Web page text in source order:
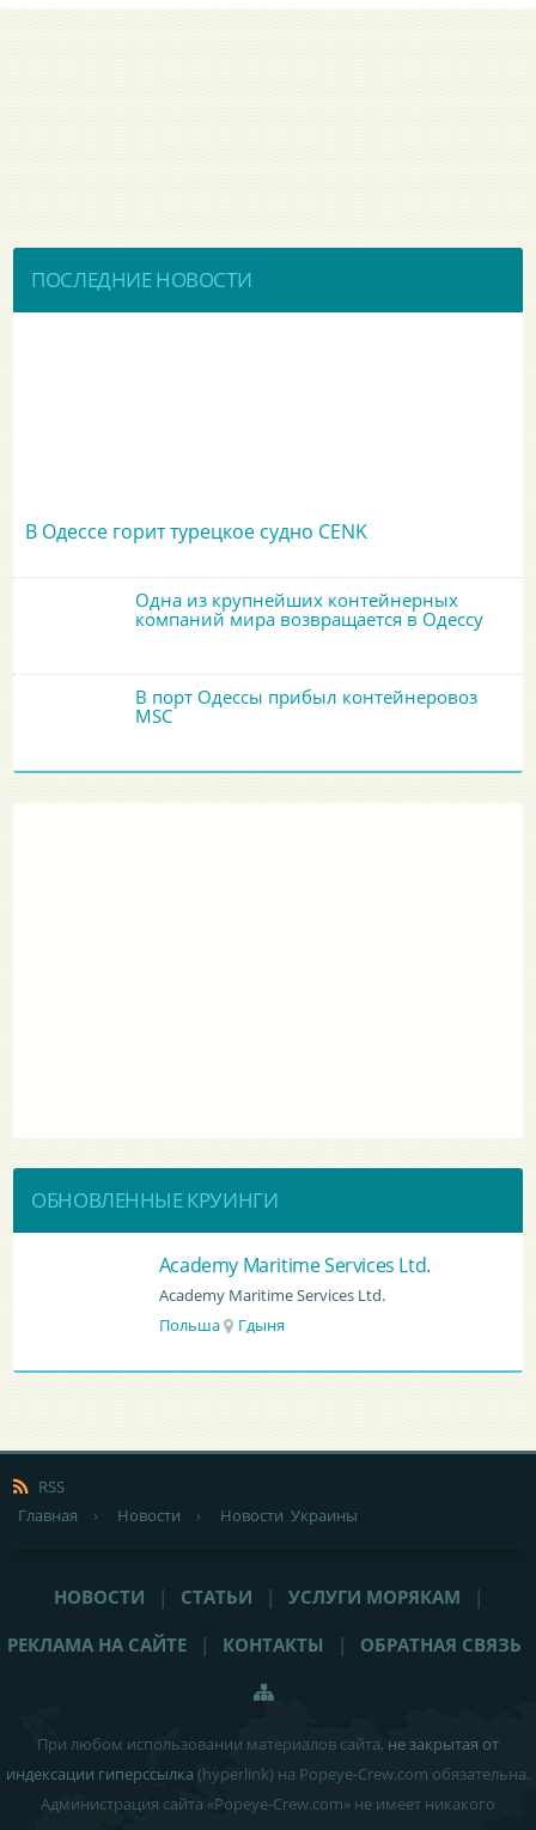
ПОСЛЕДНИЕ НОВОСТИ
В Одессе горит турецкое судно CENK
Одна из крупнейших контейнерных
компаний мира возвращается в Одессу
В порт Одессы прибыл контейнеровоз
MSC
ОБНОВЛЕННЫЕ КРУИНГИ
BATUMI PORT PILOT LTD
BATUMI PORT PILOT LTD
Грузия
Батуми
RSS
Главная
› Новости › Новости Украины
НОВОСТИ | СТАТЬИ | УСЛУГИ МОРЯКАМ
|
РЕКЛАМА НА САЙТЕ
| КОНТАКТЫ | ОБРАТНАЯ СВЯЗЬ
При любом использовании материалов сайта, не закрытая от
индексации гиперссылка (hyperlink) на Popeye-Crew.com обязательна.
Администрация сайта «Popeye-Crew.com» не имеет никакого